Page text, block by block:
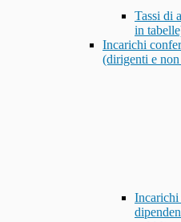
Tassi di
in
Incarichi
(dirigenti e
Incarichi